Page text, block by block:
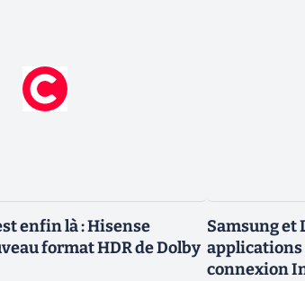
enfin là : Hisense
format HDR de Dolby
Samsung et
applications
connexion